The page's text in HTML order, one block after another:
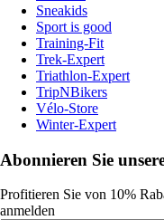
Sneakids
Sport is good
Training-Fit
Trek-Expert
Triathlon-Expert
TripNBikers
Vélo-Store
Winter-Expert
Abonnieren Sie
Profitieren Sie von 10%
anmelden